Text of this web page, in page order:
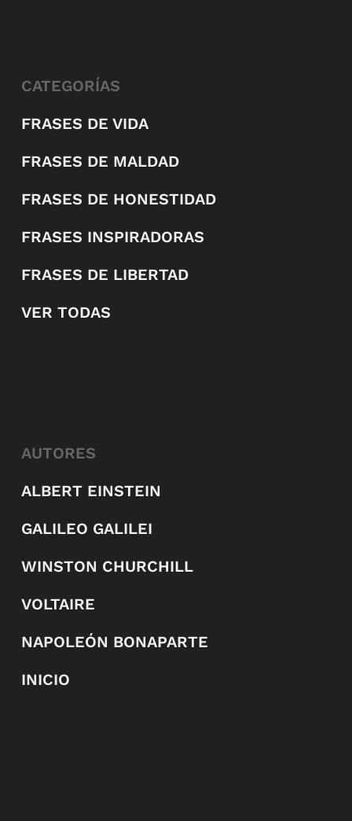
CATEGORÍAS
FRASES DE VIDA
FRASES DE MALDAD
FRASES DE HONESTIDAD
FRASES INSPIRADORAS
FRASES DE LIBERTAD
VER TODAS
AUTORES
ALBERT EINSTEIN
GALILEO GALILEI
WINSTON CHURCHILL
VOLTAIRE
NAPOLEÓN BONAPARTE
INICIO